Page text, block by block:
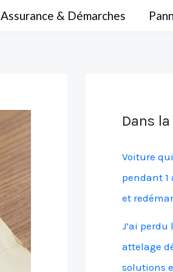
Assurance & Démarches
Dans
Voiture
pendant 1
et
J’ai perdu
attelage
solutions